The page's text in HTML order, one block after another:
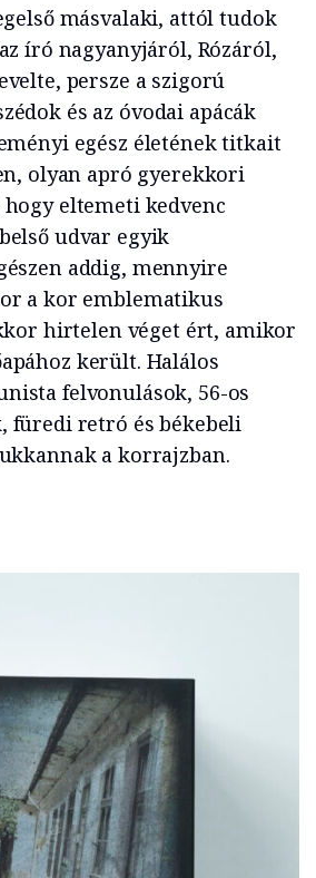
másvalaki, attól tudok
író nagyanyjáról, Rózáról,
persze a szigorú
és az óvodai apácák
egész életének titkait
olyan apró gyerekkori
eltemeti kedvenc
udvar egyik
addig, mennyire
a kor emblematikus
hirtelen véget ért, amikor
került. Halálos
felvonulások, 56-os
füredi retró és békebeli
a korrajzban.